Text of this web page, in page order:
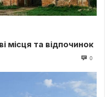
місця та відпочинок
0